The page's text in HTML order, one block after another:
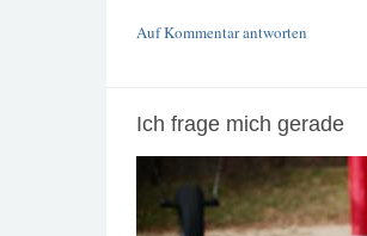
Auf Kommentar antworten
Ich frage mich gerade